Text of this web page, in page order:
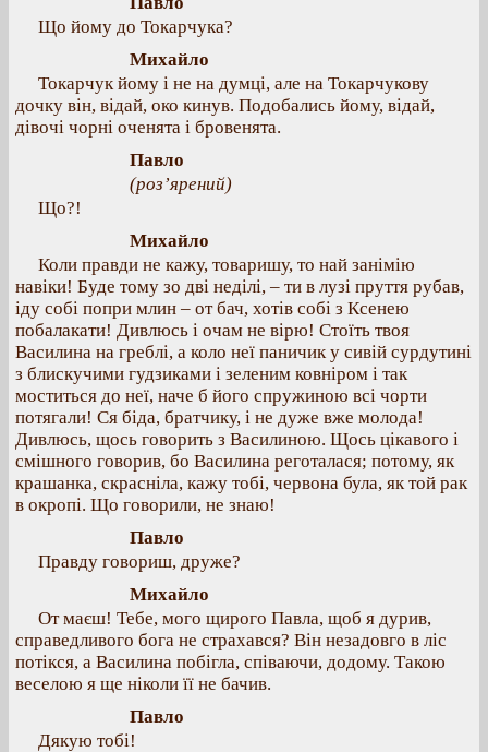
Що йому до Токарчука?
Михайло
Токарчук йому і не на думці, але на Токарчукову
дочку він, відай, око кинув. Подобались йому, відай,
дівочі чорні оченята і бровенята.
Павло
(роз’ярений)
Що?!
Михайло
Коли правди не кажу, товаришу, то най занімію
навіки! Буде тому зо дві неділі, – ти в лузі пруття рубав,
іду собі попри млин – от бач, хотів собі з Ксенею
побалакати! Дивлюсь і очам не вірю! Стоїть твоя
Василина на греблі, а коло неї паничик у сивій сурдутині
з блискучими гудзиками і зеленим ковніром і так
моститься до неї, наче б його спружиною всі чорти
потягали! Ся біда, братчику, і не дуже вже молода!
Дивлюсь, щось говорить з Василиною. Щось цікавого і
смішного говорив, бо Василина реготалася; потому, як
крашанка, скрасніла, кажу тобі, червона була, як той рак
в окропі. Що говорили, не знаю!
Павло
Правду говориш, друже?
Михайло
От маєш! Тебе, мого щирого Павла, щоб я дурив,
справедливого бога не страхався? Він незадовго в ліс
потікся, а Василина побігла, співаючи, додому. Такою
веселою я ще ніколи її не бачив.
Павло
Дякую тобі!